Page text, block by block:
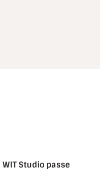
WIT Studio passe